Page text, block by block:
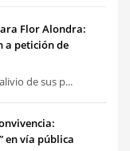
Flor Alondra:
a petición de
de sus p...
en vía pública